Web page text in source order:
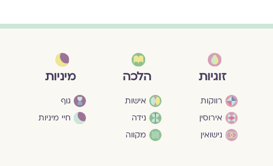
זוגיות
רווקות
אירוסין
נישואין
הלכה
אישות
נידה
מקווה
מיניות
גוף
חיי מיניות